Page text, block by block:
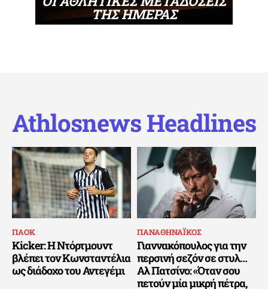
ΤΗΣ ΗΜΕΡΑΣ
Athlosnews Headlines
ΠΑΟΚ
Kicker: Η Ντόρτμουντ
βλέπει τον Κωνσταντέλια
ως διάδοχο του Αντεγέμι
ΠΑΝΑΘΗΝΑΪΚΟΣ
Γιαννακόπουλος για την
περσινή σεζόν σε στυλ…
Αλ Πατσίνο: «Όταν σου
πετούν μία μικρή πέτρα,